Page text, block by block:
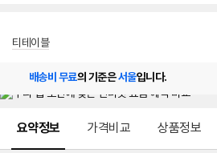
티테이블
배송비 무료의 기준은서울입니다.
요약정보 가격비교 상품정보